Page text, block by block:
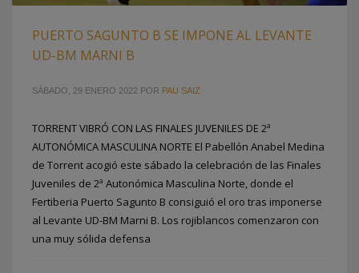
PUERTO SAGUNTO B SE IMPONE AL LEVANTE
UD-BM MARNI B
SÁBADO, 29 ENERO 2022 POR PAU SAIZ
TORRENT VIBRÓ CON LAS FINALES JUVENILES DE 2ª
AUTONÓMICA MASCULINA NORTE El Pabellón Anabel Medina
de Torrent acogió este sábado la celebración de las Finales
Juveniles de 2ª Autonómica Masculina Norte, donde el
Fertiberia Puerto Sagunto B consiguió el oro tras imponerse
al Levante UD-BM Marni B. Los rojiblancos comenzaron con
una muy sólida defensa